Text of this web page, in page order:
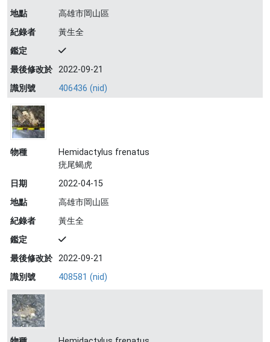
地點
高雄市岡山區
紀錄者
黃生全
鑑定
最後修改於 2022-09-21
識別號
406436 (nid)
物種
Hemidactylus frenatus
疣尾蝎虎
日期
2022-04-15
地點
高雄市岡山區
紀錄者
黃生全
鑑定
最後修改於 2022-09-21
識別號
408581 (nid)